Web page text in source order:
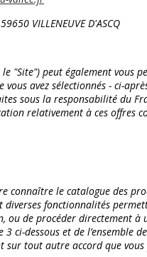
VILLENEUVE D'ASCQ
le "Site") peut également vous
avez sélectionnés - ci-
sous la responsabilité du
relativement à ces offres
connaître le catalogue des
fonctionnalités
de procéder directement
ci-dessous et de l’ensemble
sur tout autre accord que